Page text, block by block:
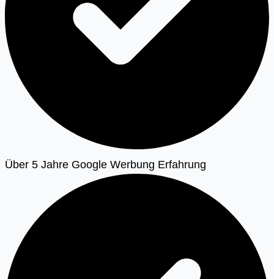
Über 5 Jahre Google Werbung Erfahrung